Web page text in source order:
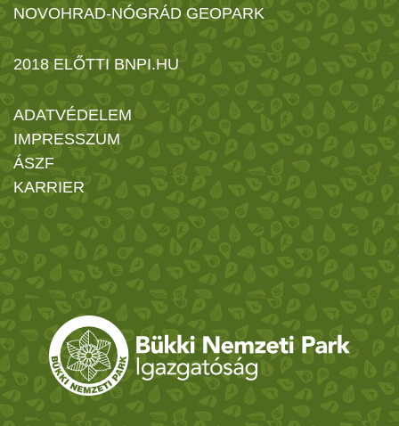
NOVOHRAD-NÓGRÁD GEOPARK
2018 ELŐTTI BNPI.HU
ADATVÉDELEM
IMPRESSZUM
ÁSZF
KARRIER